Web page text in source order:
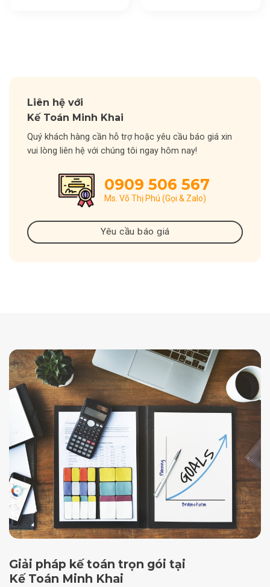
Liên hệ với
Kế Toán Minh Khai
Quý khách hàng cần hỗ trợ hoặc yêu cầu báo giá xin
vui lòng liên hệ với chúng tôi ngay hôm nay!
0909 506 567
Ms. Võ Thị Phú (Gọi & Zalo)
Yêu cầu báo giá
Giải pháp kế toán trọn gói tại
Kế Toán Minh Khai